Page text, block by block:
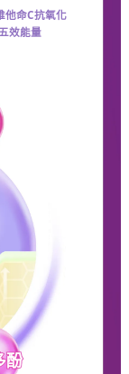
他命C抗氧化
效能量
酚